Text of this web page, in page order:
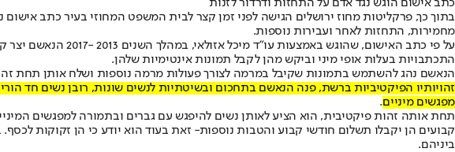
כתב אישום הוגש נגד אדם על התחזות ודרדור לזנות
מחמירות, התחזות לאחר ועבירות נוספות.
על פי כתב האישום,
התכתבויות בעלות אופי מיני וביקש מהן לקבל תמונות אינטימיות שלהן.
הנאשם נהג להשתמש בתמונות שקיבל במרמה לצורך פעולות מרמה נוספות ושלח אותן תחת
זהויותיו הפיקטיביות ברשת, פנה הנאשם בתחכום ובשיטתיות לנשים שונות, רובן נשים חד
מפגשים מיניים.
תחת אותה זהות פיקטיבית, הוא הציע לאותן נשים להיפגש עם גברים ובתמורה למפגשים
קבועים הן יקבלו תשלום חודשי קבוע והטבות נוספות- זאת בעוד הוא יודע כי הן זקוקות
ביניהם.